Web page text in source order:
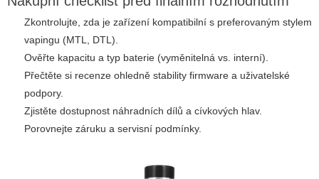
Zkontrolujte, zda je zařízení kompatibilní s preferovaným stylem
vapingu (MTL, DTL).
Ověřte kapacitu a typ baterie (vyměnitelná vs. interní).
Přečtěte si recenze ohledně stability firmware a uživatelské
podpory.
Zjistěte dostupnost náhradních dílů a cívkových hlav.
Porovnejte záruku a servisní podmínky.